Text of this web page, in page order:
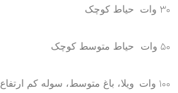
30 وات حیاط کوچک
50 وات حیاط متوسط کوچک
100 وات ویلا، باغ متوسط، سوله کم ارتفاع